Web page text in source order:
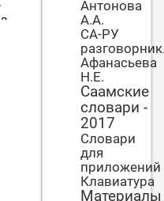
Антонова
А.А.
СА-РУ
Афанасьева
Н.Е.
Саамские
словари -
2017
Словари
для
приложений
Клавиатура
Материалы